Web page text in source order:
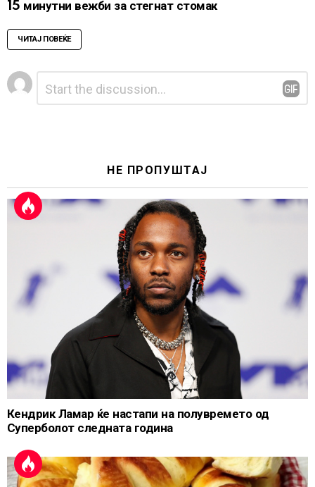
15 минутни вежби за стегнат стомак
ЧИТАЈ ПОВЕЌЕ
Leave
a
Reply
НЕ ПРОПУШТАЈ
Кендрик Ламар ќе настапи на полувремето од
Суперболот следната година